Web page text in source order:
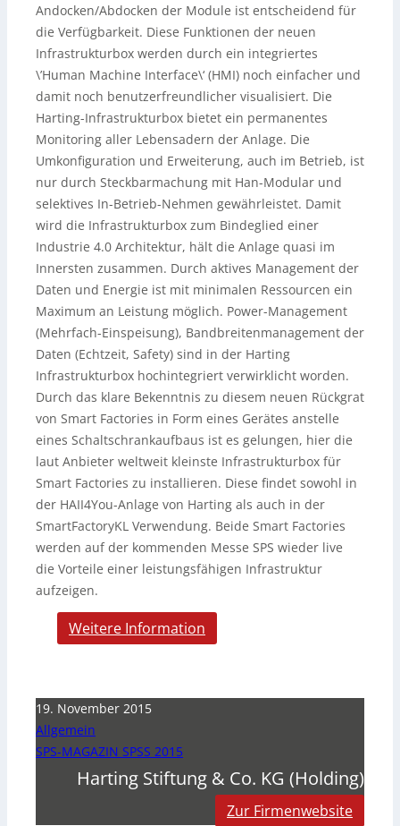
Andocken/Abdocken der Module ist entscheidend für
die Verfügbarkeit. Diese Funktionen der neuen
Infrastrukturbox werden durch ein integriertes
\’Human Machine Interface\‘ (HMI) noch einfacher und
damit noch benutzerfreundlicher visualisiert. Die
Harting-Infrastrukturbox bietet ein permanentes
Monitoring aller Lebensadern der Anlage. Die
Umkonfiguration und Erweiterung, auch im Betrieb, ist
nur durch Steckbarmachung mit Han-Modular und
selektives In-Betrieb-Nehmen gewährleistet. Damit
wird die Infrastrukturbox zum Bindeglied einer
Industrie 4.0 Architektur, hält die Anlage quasi im
Innersten zusammen. Durch aktives Management der
Daten und Energie ist mit minimalen Ressourcen ein
Maximum an Leistung möglich. Power-Management
(Mehrfach-Einspeisung), Bandbreitenmanagement der
Daten (Echtzeit, Safety) sind in der Harting
Infrastrukturbox hochintegriert verwirklicht worden.
Durch das klare Bekenntnis zu diesem neuen Rückgrat
von Smart Factories in Form eines Gerätes anstelle
eines Schaltschrankaufbaus ist es gelungen, hier die
laut Anbieter weltweit kleinste Infrastrukturbox für
Smart Factories zu installieren. Diese findet sowohl in
der HAII4You-Anlage von Harting als auch in der
SmartFactoryKL Verwendung. Beide Smart Factories
werden auf der kommenden Messe SPS wieder live
die Vorteile einer leistungsfähigen Infrastruktur
aufzeigen.
Weitere Information
19. November 2015
Allgemein
SPS-MAGAZIN SPSS 2015
Harting Stiftung & Co. KG (Holding)
Zur Firmenwebsite